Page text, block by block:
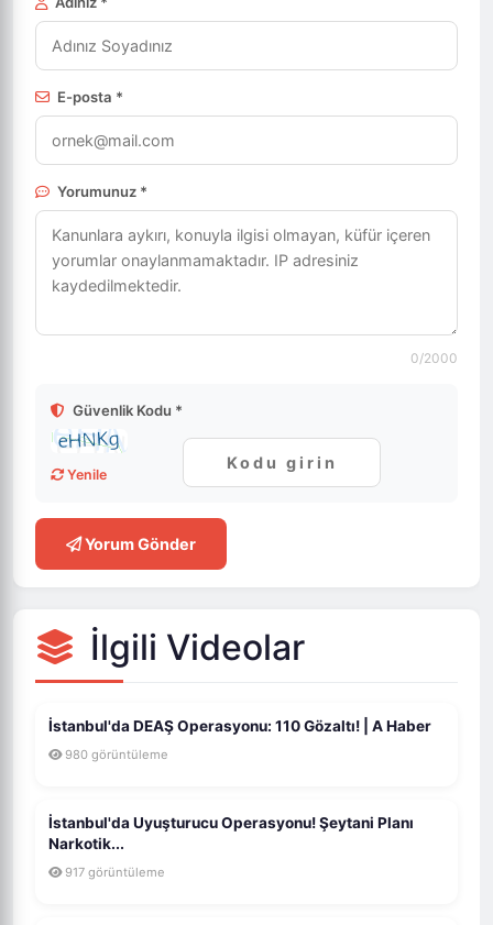
E-posta *
Yorumunuz *
0/2000
Güvenlik Kodu *
Yenile
Yorum Gönder
İlgili Videolar
İstanbul'da DEAŞ Operasyonu: 110 Gözaltı! | A Haber
980 görüntüleme
İstanbul'da Uyuşturucu Operasyonu! Şeytani Planı
Narkotik...
917 görüntüleme